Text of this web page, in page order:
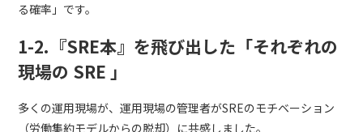
る確率」です。
1-2.『SRE本』を飛び出した「それぞれの
現場の SRE 」
多くの運用現場が、運用現場の管理者がSREのモチベーション
（労働集約モデルからの脱却）に共感しました。